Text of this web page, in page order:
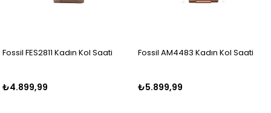
Fossil FES2811 Kadın Kol Saati
₺4.899,99
Fossil AM4483 Kadın Kol Saati
₺5.899,99